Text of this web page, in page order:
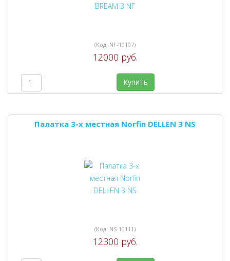
(Код: NF-10107)
12000 руб.
Купить
Палатка 3-х местная Norfin DELLEN 3 NS
(Код: NS-10111)
12300 руб.